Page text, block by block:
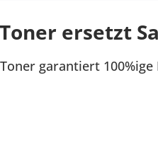
ersetzt
garantiert